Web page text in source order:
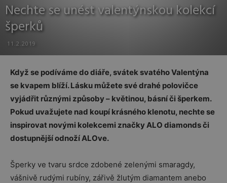
Nechte se unést valentýnskou kolekcí
šperků
11.2.2019
Když se podíváme do diáře, svátek svatého Valentýna
se kvapem blíží.Lásku můžete své drahé polovičce
vyjádřit různými způsoby – květinou, básní či šperkem.
Pokud uvažujete nad koupí krásného klenotu, nechte se
inspirovat novými kolekcemi značkyALO diamonds či
dostupnější odnoží ALOve.
Šperky ve tvaru srdce zdobené zelenými smaragdy,
vášnivě rudými rubíny, zářivě žlutým diamantem anebo